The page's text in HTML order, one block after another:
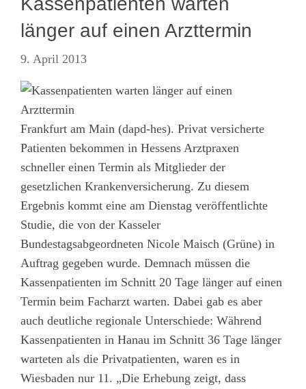
länger auf einen Arzttermin
9. April 2013
Frankfurt am Main (dapd-hes). Privat versicherte
Patienten bekommen in Hessens Arztpraxen
schneller einen Termin als Mitglieder der
gesetzlichen Krankenversicherung. Zu diesem
Ergebnis kommt eine am Dienstag veröffentlichte
Studie, die von der Kasseler
Bundestagsabgeordneten Nicole Maisch (Grüne) in
Auftrag gegeben wurde. Demnach müssen die
Kassenpatienten im Schnitt 20 Tage länger auf einen
Termin beim Facharzt warten. Dabei gab es aber
auch deutliche regionale Unterschiede: Während
Kassenpatienten in Hanau im Schnitt 36 Tage länger
warteten als die Privatpatienten, waren es in
Wiesbaden nur 11. „Die Erhebung zeigt, dass